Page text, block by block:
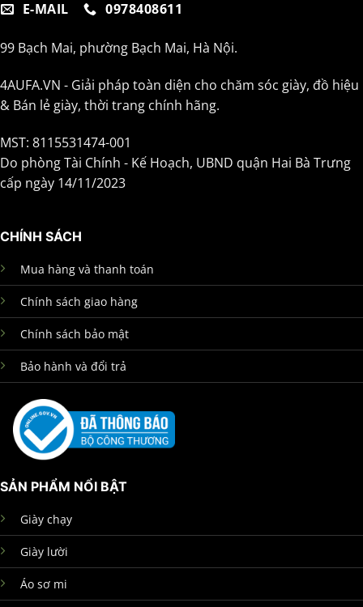
E-MAIL 0978408611
99 Bạch Mai, phường Bạch Mai, Hà Nội.
4AUFA.VN - Giải pháp toàn diện cho chăm sóc giày, đồ hiệu
& Bán lẻ giày, thời trang chính hãng.
MST: 8115531474-001
Do phòng Tài Chính - Kế Hoạch, UBND quận Hai Bà Trưng
cấp ngày 14/11/2023
CHÍNH SÁCH
Mua hàng và thanh toán
Chính sách giao hàng
Chính sách bảo mật
Bảo hành và đổi trả
SẢN PHẨM NỔI BẬT
Giày chạy
Giày lười
Áo sơ mi